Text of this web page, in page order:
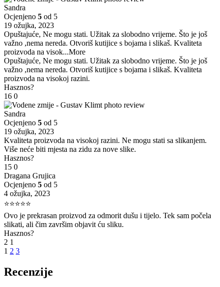
Sandra
Ocjenjeno 5 od 5
19 ožujka, 2023
Opuštajuće, Ne mogu stati. Užitak za slobodno vrijeme. Što je još
važno ,nema nereda. Otvoriš kutijice s bojama i slikaš. Kvaliteta
proizvoda na visok...More
Opuštajuće, Ne mogu stati. Užitak za slobodno vrijeme. Što je još
važno ,nema nereda. Otvoriš kutijice s bojama i slikaš. Kvaliteta
proizvoda na visokoj razini.
Hasznos?
16 0
Sandra
Ocjenjeno 5 od 5
19 ožujka, 2023
Kvaliteta proizvoda na visokoj razini. Ne mogu stati sa slikanjem.
Više neće biti mjesta na zidu za nove slike.
Hasznos?
15 0
Dragana Grujica
Ocjenjeno 5 od 5
4 ožujka, 2023
⭐⭐⭐⭐⭐
Ovo je prekrasan proizvod za odmorit dušu i tijelo. Tek sam počela
slikati, ali čim završim objavit ću sliku.
Hasznos?
2 1
1 2 3
Recenzije